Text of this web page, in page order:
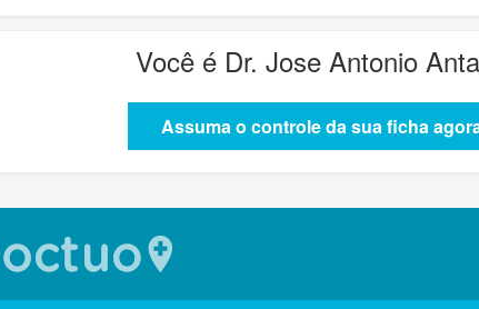
Você é Dr. Jose Antonio
Assuma o controle da sua ficha